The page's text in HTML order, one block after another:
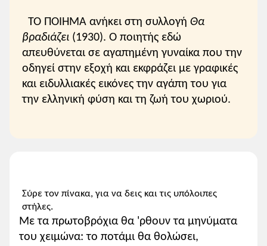
ΤΟ ΠΟΙΗΜΑ ανήκει στη συλλογή Θα
βραδιάζει (1930). Ο ποιητής εδώ
απευθύνεται σε αγαπημένη γυναίκα που την
οδηγεί στην εξοχή και εκφράζει με γραφικές
και ειδυλλιακές εικόνες την αγάπη του για
την ελληνική φύση και τη ζωή του χωριού.
Σύρε τον πίνακα, για να δεις και τις υπόλοιπες
στήλες.
Με τα πρωτοβρόχια θα 'ρθουν τα μηνύματα
του χειμώνα: το ποτάμι θα θολώσει,